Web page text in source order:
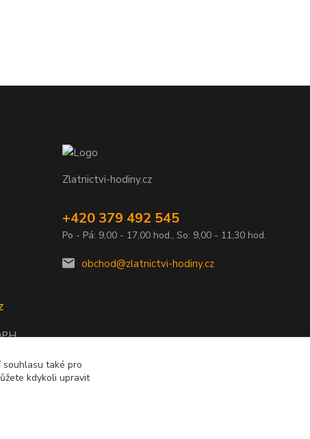
Zlatnictvi-hodiny.cz
+420 379 492 545
Po - Pá: 9,00 - 17,00 hod., So: 9,00 - 11,30 hod.
obchod@zlatnictvi-hodiny.cz
souhlasu také pro
kdykoli upravit